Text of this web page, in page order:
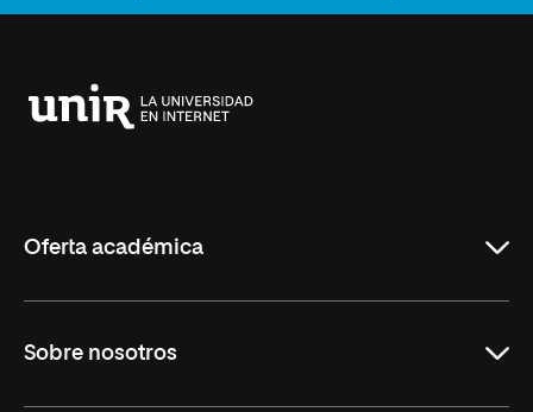
Oferta académica
Másteres Oficiales
Sobre nosotros